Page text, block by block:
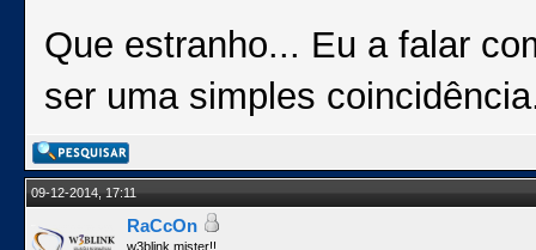
Que estranho... Eu a falar
ser uma simples
09-12-2014, 17:11
RaCcOn
w3blink mister!!